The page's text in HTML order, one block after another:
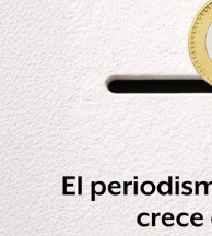
De la “República
es la historia de López